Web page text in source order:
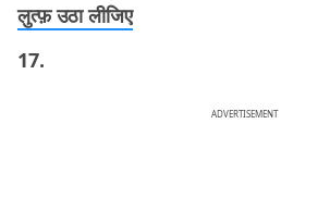
लुत्फ़ उठा लीजिए
17.
ADVERTISEMENT